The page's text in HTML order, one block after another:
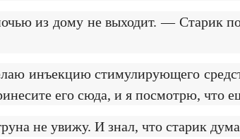
из дому не выходит. — Старик
инъекцию стимулирующего
его сюда, и я посмотрю, что
не увижу. И знал, что старик